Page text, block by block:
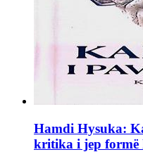
Hamdi Hysuka:
kritika i jep formë